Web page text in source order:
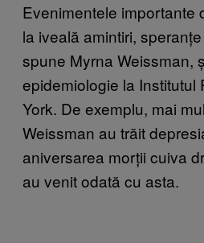
Evenimentele importante
la iveală amintiri,
spune Myrna Weissman,
epidemiologie la Institutul
York. De exemplu, mai
Weissman au trăit
aniversarea morții cuiva
au venit odată cu asta.